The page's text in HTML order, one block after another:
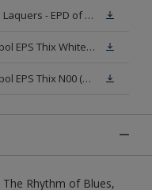
Sikkens Exterior Solventbased Laquers - EPD of Milieuproductverklaring
Veiligheidsinformatieblad Rubbol EPS Thix White W05 (MSDS)
Veiligheidsinformatieblad Rubbol EPS Thix N00 (MSDS)
The Rhythm of Blues,